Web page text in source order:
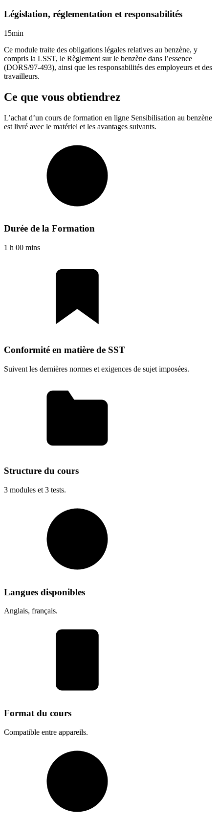
Législation, réglementation et responsabilités
15min
Ce module traite des obligations légales relatives au benzène, y
compris la LSST, le Règlement sur le benzène dans l’essence
(DORS/97-493), ainsi que les responsabilités des employeurs et des
travailleurs.
Ce que vous obtiendrez
L’achat d’un cours de formation en ligne Sensibilisation au benzène
est livré avec le matériel et les avantages suivants.
Durée de la Formation
1 h 00 mins
Conformité en matière de SST
Suivent les dernières normes et exigences de sujet imposées.
Structure du cours
3 modules et 3 tests.
Langues disponibles
Anglais, français.
Format du cours
Compatible entre appareils.